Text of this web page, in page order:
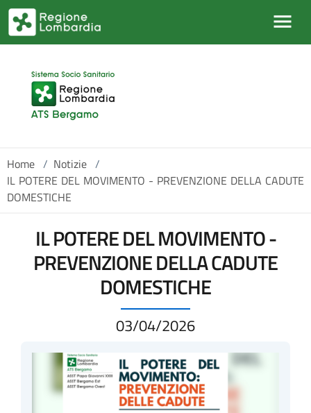
Salta al contenuto principale
Home / Notizie /
IL POTERE DEL MOVIMENTO - PREVENZIONE DELLA CADUTE
DOMESTICHE
IL POTERE DEL MOVIMENTO -
PREVENZIONE DELLA CADUTE
DOMESTICHE
03/04/2026